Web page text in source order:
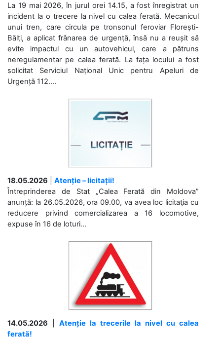
La 19 mai 2026, în jurul orei 14.15, a fost înregistrat un
incident la o trecere la nivel cu calea ferată. Mecanicul
unui tren, care circula pe tronsonul feroviar Florești-
Bălți, a aplicat frânarea de urgență, însă nu a reușit să
evite impactul cu un autovehicul, care a pătruns
neregulamentar pe calea ferată. La fața locului a fost
solicitat Serviciul Național Unic pentru Apeluri de
Urgență 112....
18.05.2026
Atenție – licitații!
Întreprinderea de Stat „Calea Ferată din Moldova”
anunță: la 26.05.2026, ora 09.00, va avea loc licitaţia cu
reducere privind comercializarea a 16 locomotive,
expuse în 16 de loturi...
14.05.2026
Atenție la trecerile la nivel cu calea
ferată!